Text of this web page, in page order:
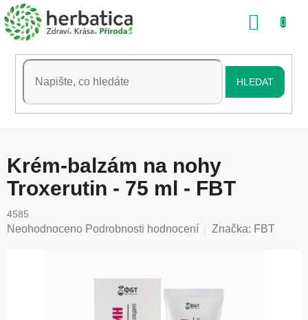
Přejít
na
obsah
HLEDAT
Krém-balzám na nohy
Troxerutin - 75 ml - FBT
4585
Průměrné
Neohodnoceno Podrobnosti hodnocení Značka: FBT